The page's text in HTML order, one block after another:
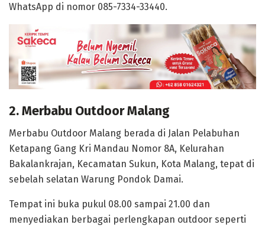
WhatsApp di nomor 085-7334-33440.
2. Merbabu Outdoor Malang
Merbabu Outdoor Malang berada di Jalan Pelabuhan
Ketapang Gang Kri Mandau Nomor 8A, Kelurahan
Bakalankrajan, Kecamatan Sukun, Kota Malang, tepat di
sebelah selatan Warung Pondok Damai.
Tempat ini buka pukul 08.00 sampai 21.00 dan
menyediakan berbagai perlengkapan outdoor seperti